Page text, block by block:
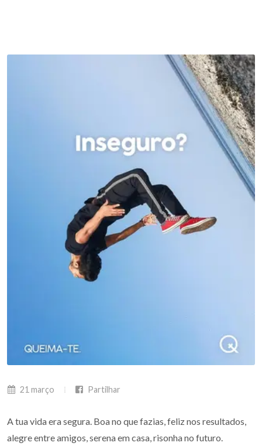
21 março Partilhar
A tua vida era segura. Boa no que fazias, feliz nos resultados,
alegre entre amigos, serena em casa, risonha no futuro.